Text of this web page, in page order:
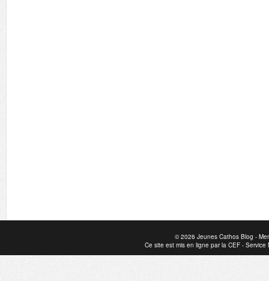
© 2026Jeunes Cathos Blog-
Ce site est mis en ligne par laCEF-Service